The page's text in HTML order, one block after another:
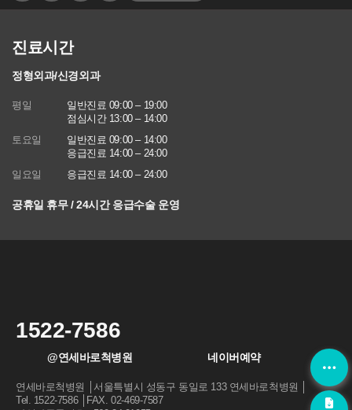
1522-7586
@연세바로척병원 네이버예약
연세바로척병원 │서울특별시 성동구 동일로 133 연세바로척병원 │
Tel. 1522-7586 │FAX. 02-469-7587
진료시간
정형외과/신경외과
평일
일반진료 09:00 – 19:00
점심시간 13:00 – 14:00
토요일
일반진료 09:00 – 14:00
응급진료 14:00 – 24:00
일요일
응급진료 14:00 – 24:00
공휴일 휴무 / 24시간 응급수술 운영
- 신용정보의 수집/처리 및 이용 등에 관한 기록 : 3년 (신용정보의 이
- 방문에 관한 기록 : 3개월 (통신비밀보호법)
- 본인확인에 관한 기록: 6개월(정보통신망 이용촉진 및 정보보호 등
용
회원은 연세바로척병원에서 수집하는 개인정보에 대해 동의를 거부
할 권리가 있으며 동의 거부 시에는 회원 가입, 진료 예약, 게시판 이
용 등의 서비스가 제한됩니다.
위해 필요한 최소한의 정보이므로 동의를 해주셔야만 서비스를 이용